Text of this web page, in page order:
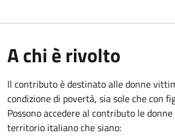
A chi è rivolto
Il contributo è destinato alle donne
condizione di povertà, sia sole che con
Possono accedere al contributo le
territorio italiano che siano: